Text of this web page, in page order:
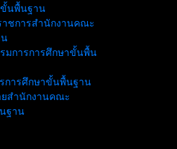
ขั้นพื้นฐาน
าชการสำนักงานคณะ
มการการศึกษาขั้นพื้น
การศึกษาขั้นพื้นฐาน
สำนักงานคณะ
ฐาน